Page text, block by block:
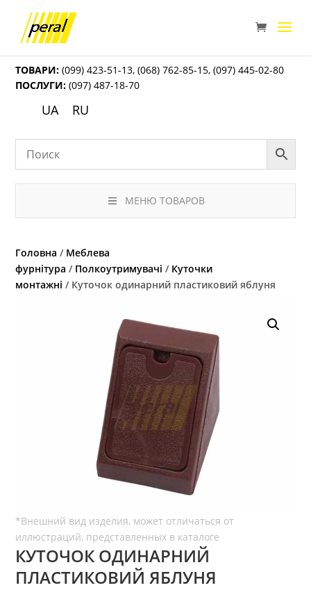
ТОВАРИ: (099) 423-51-13,(068) 762-85-15,(097) 445-02-80
ПОСЛУГИ: (097) 487-18-70
UA RU
МЕНЮ ТОВАРОВ
Головна / Меблева
фурнітура / Полкоутримувачі / Куточки
монтажні / Куточок одинарний пластиковий яблуня
КУТОЧОК ОДИНАРНИЙ
ПЛАСТИКОВИЙ ЯБЛУНЯ